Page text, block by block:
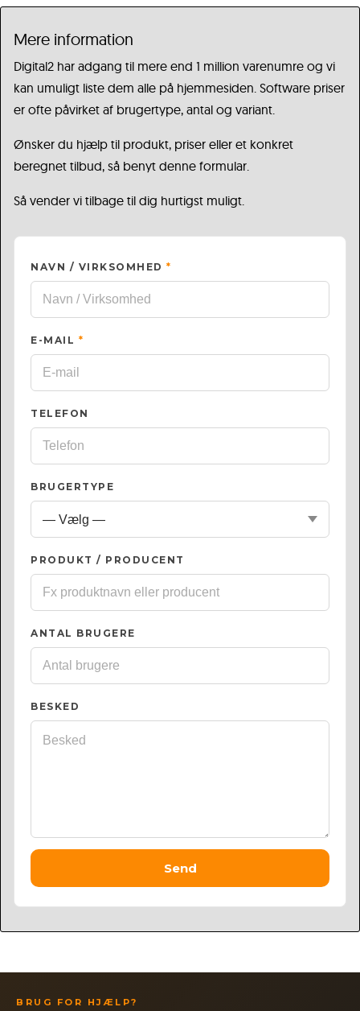
Mere information
Digital2 har adgang til mere end 1 million varenumre og vi
kan umuligt liste dem alle på hjemmesiden. Software priser
er ofte påvirket af brugertype, antal og variant.
Ønsker du hjælp til produkt, priser eller et konkret
beregnet tilbud, så benyt denne formular.
Så vender vi tilbage til dig hurtigst muligt.
NAVN / VIRKSOMHED *
E-MAIL *
TELEFON
BRUGERTYPE
PRODUKT / PRODUCENT
ANTAL BRUGERE
BESKED
Send
BRUG FOR HJÆLP?